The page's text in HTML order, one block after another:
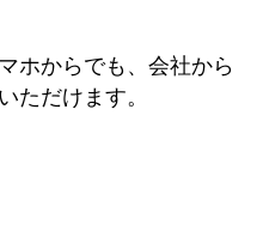
ホからでも、会社から
ただけます。